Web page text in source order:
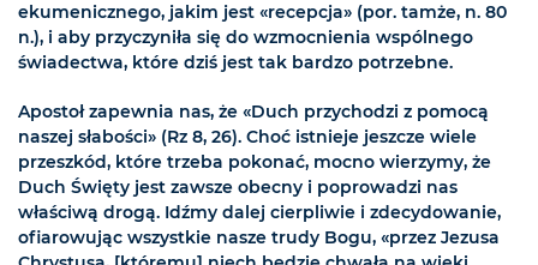
ekumenicznego, jakim jest «recepcja» (por. tamże, n. 80
n.), i aby przyczyniła się do wzmocnienia wspólnego
świadectwa, które dziś jest tak bardzo potrzebne.
Apostoł zapewnia nas, że «Duch przychodzi z pomocą
naszej słabości» (Rz 8, 26). Choć istnieje jeszcze wiele
przeszkód, które trzeba pokonać, mocno wierzymy, że
Duch Święty jest zawsze obecny i poprowadzi nas
właściwą drogą. Idźmy dalej cierpliwie i zdecydowanie,
ofiarowując wszystkie nasze trudy Bogu, «przez Jezusa